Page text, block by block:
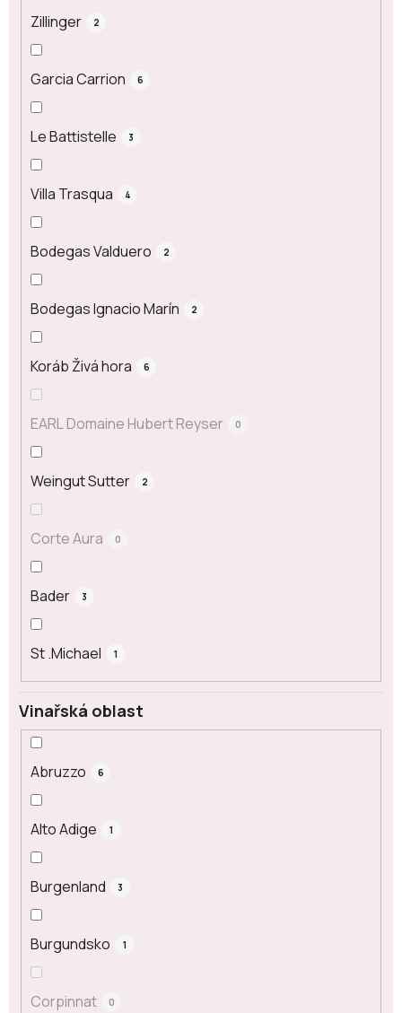
Zillinger 2
Garcia Carrion 6
Le Battistelle 3
Villa Trasqua 4
Bodegas Valduero 2
Bodegas Ignacio Marín 2
Koráb Živá hora 6
EARL Domaine Hubert Reyser 0
Weingut Sutter 2
Corte Aura 0
Bader 3
St .Michael 1
Vinařská oblast
Abruzzo 6
Alto Adige 1
Burgenland 3
Burgundsko 1
Corpinnat 0